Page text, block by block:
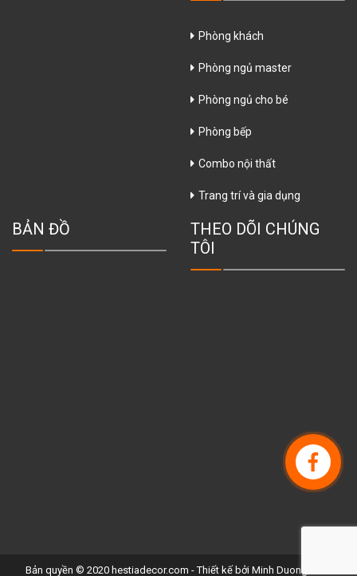
Phòng khách
Phòng ngủ master
Phòng ngủ cho bé
Phòng bếp
Combo nội thất
Trang trí và gia dụng
BẢN ĐỒ
THEO DÕI CHÚNG
TÔI
Bản quyền © 2020 hestiadecor.com - Thiết kế bởi Minh Duong WEB